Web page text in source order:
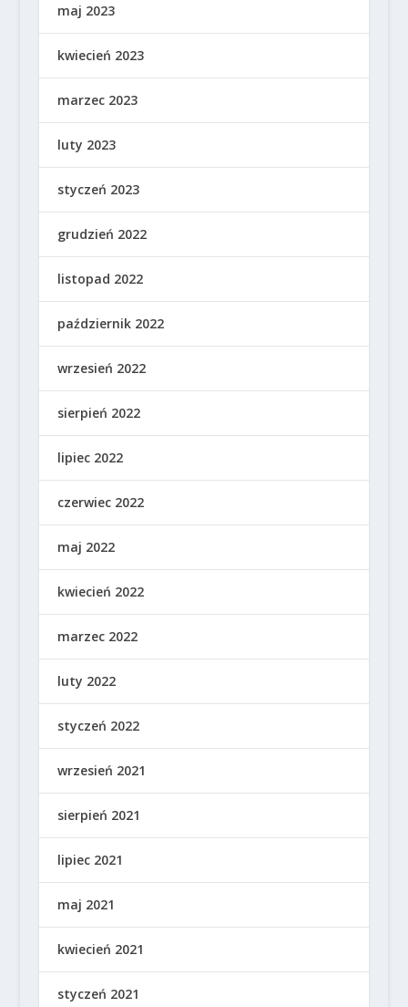
maj 2023
kwiecień 2023
marzec 2023
luty 2023
styczeń 2023
grudzień 2022
listopad 2022
październik 2022
wrzesień 2022
sierpień 2022
lipiec 2022
czerwiec 2022
maj 2022
kwiecień 2022
marzec 2022
luty 2022
styczeń 2022
wrzesień 2021
sierpień 2021
lipiec 2021
maj 2021
kwiecień 2021
styczeń 2021